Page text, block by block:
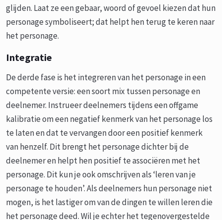
glijden. Laat ze een gebaar, woord of gevoel kiezen dat hun
personage symboliseert; dat helpt hen terug te keren naar
het personage.
Integratie
De derde fase is het integreren van het personage in een
competente versie: een soort mix tussen personage en
deelnemer. Instrueer deelnemers tijdens een offgame
kalibratie om een negatief kenmerk van het personage los
te laten en dat te vervangen door een positief kenmerk
van henzelf. Dit brengt het personage dichter bij de
deelnemer en helpt hen positief te associëren met het
personage. Dit kun je ook omschrijven als ‘leren van je
personage te houden’. Als deelnemers hun personage niet
mogen, is het lastiger om van de dingen te willen leren die
het personage deed. Wil je echter het tegenovergestelde